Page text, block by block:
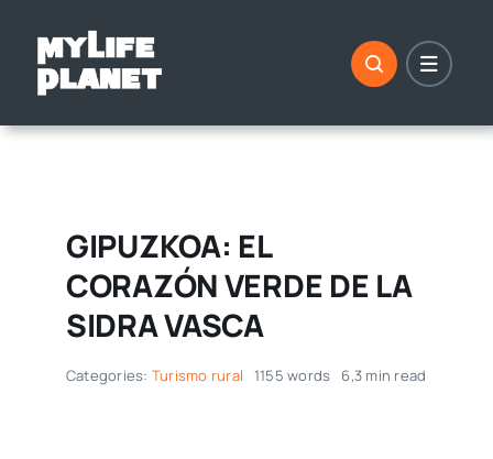
contenido
GIPUZKOA: EL
CORAZÓN VERDE DE LA
SIDRA VASCA
Categories: Turismo rural 1155 words 6,3 min read